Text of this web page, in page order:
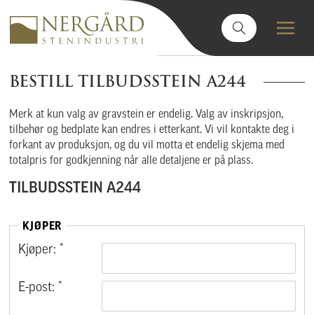
BESTILL TILBUDSSTEIN A244
Merk at kun valg av gravstein er endelig. Valg av inskripsjon,
tilbehør og bedplate kan endres i etterkant. Vi vil kontakte deg i
forkant av produksjon, og du vil motta et endelig skjema med
totalpris for godkjenning når alle detaljene er på plass.
TILBUDSSTEIN A244
KJØPER
Kjøper: *
E-post: *